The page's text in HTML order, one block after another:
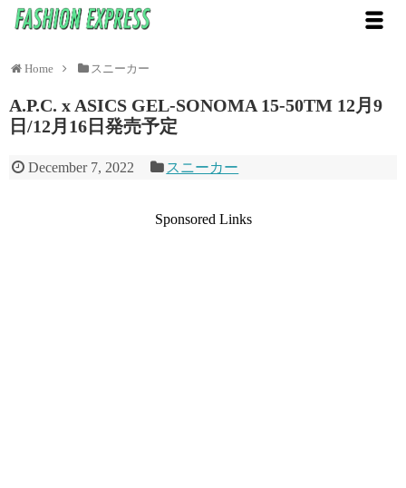
Home スニーカー
A.P.C. x ASICS GEL-SONOMA 15-50TM 12月9
日/12月16日発売予定
December 7, 2022 スニーカー
Sponsored Links